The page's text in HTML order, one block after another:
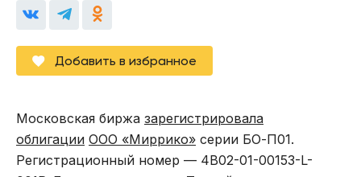
Добавить в избранное
Московская биржа зарегистрировала
облигации ООО «Миррико» серии БО-П01.
Регистрационный номер — 4B02-01-00153-L-